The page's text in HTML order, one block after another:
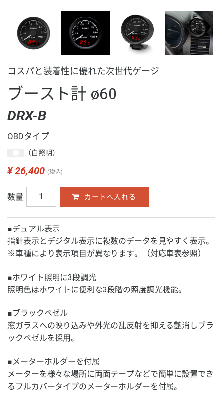
コスパと装着性に優れた次世代ゲージ
ブースト計 ø60
DRX-B
OBDタイプ
（白照明）
¥26,400 (税込)
数量
■デュアル表示
指針表示とデジタル表示に複数のデータを見やすく表示。
※車種により表示項目が異なります。（対応車表参照）
■ホワイト照明に3段調光
照明色はホワイトに便利な3段階の照度調光機能。
■ブラックベゼル
窓ガラスへの映り込みや外光の乱反射を抑える艶消しブラ
ックベゼルを採用。
■メーターホルダーを付属
メーターを様々な場所に両面テープなどで簡単に設置でき
るフルカバータイプのメーターホルダーを付属。